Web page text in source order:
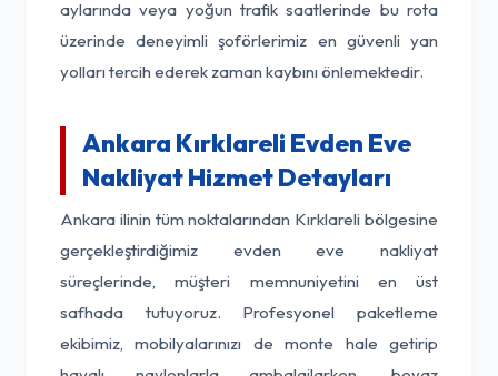
aylarında veya yoğun trafik saatlerinde bu rota
üzerinde deneyimli şoförlerimiz en güvenli yan
yolları tercih ederek zaman kaybını önlemektedir.
Ankara Kırklareli Evden Eve
Nakliyat Hizmet Detayları
Ankara ilinin tüm noktalarından Kırklareli bölgesine
gerçekleştirdiğimiz evden eve nakliyat
süreçlerinde, müşteri memnuniyetini en üst
safhada tutuyoruz. Profesyonel paketleme
ekibimiz, mobilyalarınızı de monte hale getirip